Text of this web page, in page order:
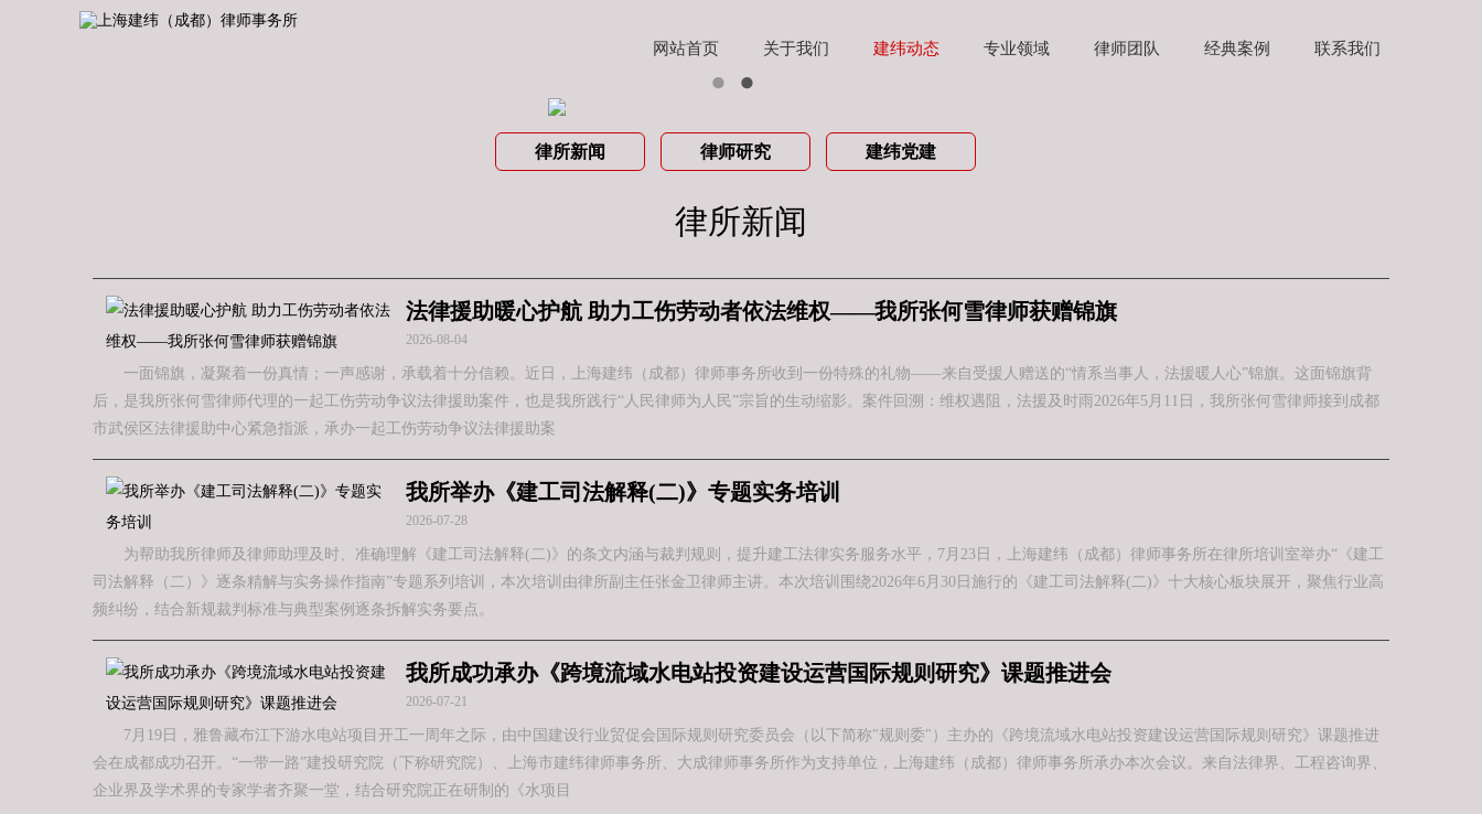
网站首页 关于我们 建纬动态 专业领域 律师团队 经典案例 联系我们
律所新闻 律师研究 建纬党建
律所新闻
法律援助暖心护航 助力工伤劳动者依法维权——我所张何雪律师获赠锦旗
2026-08-04
一面锦旗，凝聚着一份真情；一声感谢，承载着十分信赖。近日，上海建纬（成都）律师事务所收到一份特殊的礼物——来自受援人赠送的“情系当事人，法援暖人心”锦旗。这面锦旗背
后，是我所张何雪律师代理的一起工伤劳动争议法律援助案件，也是我所践行“人民律师为人民”宗旨的生动缩影。案件回溯：维权遇阻，法援及时雨2026年5月11日，我所张何雪律师接到成都
市武侯区法律援助中心紧急指派，承办一起工伤劳动争议法律援助案
我所举办《建工司法解释(二)》专题实务培训
2026-07-28
为帮助我所律师及律师助理及时、准确理解《建工司法解释(二)》的条文内涵与裁判规则，提升建工法律实务服务水平，7月23日，上海建纬（成都）律师事务所在律所培训室举办“《建工
司法解释（二）》逐条精解与实务操作指南”专题系列培训，本次培训由律所副主任张金卫律师主讲。本次培训围绕2026年6月30日施行的《建工司法解释(二)》十大核心板块展开，聚焦行业高
频纠纷，结合新规裁判标准与典型案例逐条拆解实务要点。
我所成功承办《跨境流域水电站投资建设运营国际规则研究》课题推进会
2026-07-21
7月19日，雅鲁藏布江下游水电站项目开工一周年之际，由中国建设行业贸促会国际规则研究委员会（以下简称"规则委"）主办的《跨境流域水电站投资建设运营国际规则研究》课题推进
会在成都成功召开。“一带一路”建投研究院（下称研究院）、上海市建纬律师事务所、大成律师事务所作为支持单位，上海建纬（成都）律师事务所承办本次会议。来自法律界、工程咨询界、
企业界及学术界的专家学者齐聚一堂，结合研究院正在研制的《水项目